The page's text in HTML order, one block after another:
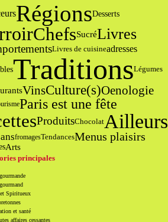
RégionsDesserts
ChefsSucréLivres
Livres de cuisineadresses
TraditionsLégumes
VinsCulture(s)Oenologie
Paris est une fête
ProduitsChocolatAilleurs
fromagesTendancesMenus plaisirs
Arts
principales
Spiritueux
et santé
affaires cessantes